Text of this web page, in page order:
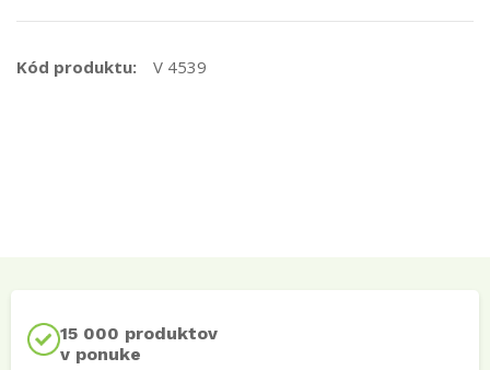
Kód produktu: V 4539
15 000 produktov
v ponuke